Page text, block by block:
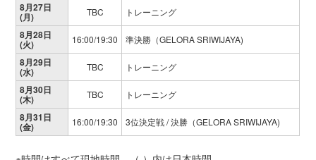
8月27日
(月) TBC トレーニング
8月28日
(火) 16:00/19:30 準決勝（GELORA SRIWIJAYA)
8月29日
(水) TBC トレーニング
8月30日
(木) TBC トレーニング
8月31日
(金) 16:00/19:30 3位決定戦 / 決勝（GELORA SRIWIJAYA)